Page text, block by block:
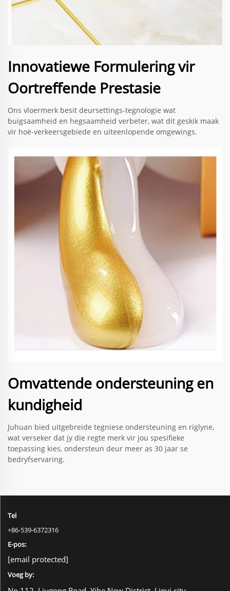
Innovatiewe Formulering vir
Oortreffende Prestasie
Ons vloermerk besit deursettings-tegnologie wat
buigsaamheid en hegsaamheid verbeter, wat dit geskik maak
vir hoë-verkeersgebiede en uiteenlopende omgewings.
Omvattende ondersteuning en
kundigheid
Juhuan bied uitgebreide tegniese ondersteuning en riglyne,
wat verseker dat jy die regte merk vir jou spesifieke
toepassing kies, ondersteun deur meer as 30 jaar se
bedryfservaring.
Tel
+86-539-6372316
E-pos:
[email protected]
Voeg by: